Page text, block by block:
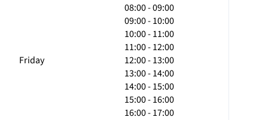
Friday
08:00 - 09:00
09:00 - 10:00
10:00 - 11:00
11:00 - 12:00
12:00 - 13:00
13:00 - 14:00
14:00 - 15:00
15:00 - 16:00
16:00 - 17:00